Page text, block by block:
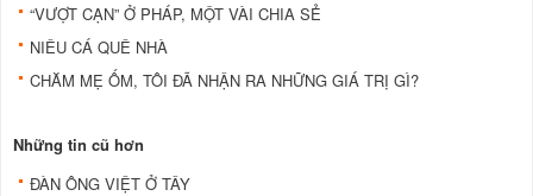
“VƯỢT CẠN” Ở PHÁP, MỘT VÀI CHIA SẺ
NIÊU CÁ QUÊ NHÀ
CHĂM MẸ ỐM, TÔI ĐÃ NHẬN RA NHỮNG GIÁ TRỊ GÌ?
Những tin cũ hơn
ĐÀN ÔNG VIỆT Ở TÂY